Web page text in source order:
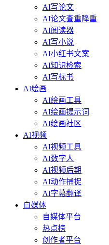
AI写论文
AI论文查重降重
AI阅读器
AI写小说
AI小红书文案
AI知识检索
AI写标书
AI绘画
AI绘画工具
AI绘画提示词
AI绘画社区
AI视频
AI视频工具
AI数字人
AI视频后期
AI动作捕捉
AI字幕翻译
自媒体
自媒体平台
热点榜
创作者平台